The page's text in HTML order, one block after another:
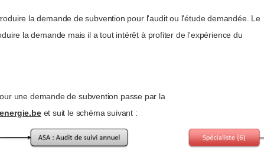
la demande de subvention pour l'audit ou l'étude demandée. Le
la demande mais il a tout intérêt à profiter de l'expérience du
une demande de subvention passe par la
et suit le schéma suivant :